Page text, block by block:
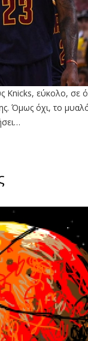
Knicks, εύκολο, σε
Όμως όχι, το μυαλό